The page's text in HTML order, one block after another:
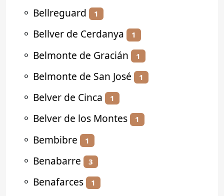
⚬ Bellreguard 1
⚬ Bellver de Cerdanya 1
⚬ Belmonte de Gracián 1
⚬ Belmonte de San José 1
⚬ Belver de Cinca 1
⚬ Belver de los Montes 1
⚬ Bembibre 1
⚬ Benabarre 3
⚬ Benafarces 1